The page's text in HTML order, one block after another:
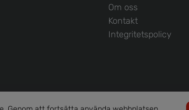
Om oss
Kontakt
Integritetspolicy